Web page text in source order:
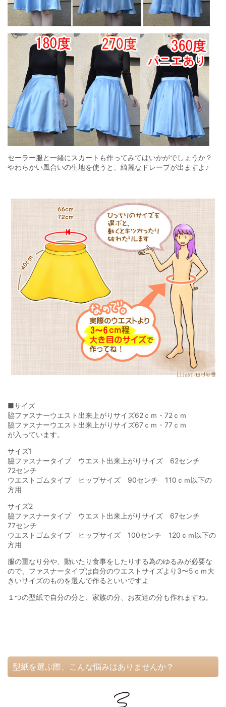
セーラー服と一緒にスカートも作ってみてはいかがでしょうか？
やわらかい風合いの生地を使うと、綺麗なドレープが出ますよ♪
■サイズ
脇ファスナーウエスト出来上がりサイズ62ｃｍ・72ｃｍ
脇ファスナーウエスト出来上がりサイズ67ｃｍ・77ｃｍ
が入っています。
サイズ1
脇ファスナータイプ ウエスト出来上がりサイズ 62センチ
72センチ
ウエストゴムタイプ ヒップサイズ 90センチ 110ｃｍ以下の
方用
サイズ2
脇ファスナータイプ ウエスト出来上がりサイズ 67センチ
77センチ
ウエストゴムタイプ ヒップサイズ 100センチ 120ｃｍ以下の
方用
服の重なり分や、動いたり食事をしたりする為のゆるみが必要な
ので、ファスナータイプは自分のウエストサイズより3〜5ｃｍ大
きいサイズのものを選んで作るといいですよ
１つの型紙で自分の分と、家族の分、お友達の分も作れますね。
型紙を選ぶ際、こんな悩みはありませんか？